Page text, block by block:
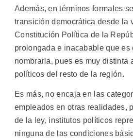
Además, en términos formales
transición democrática desde la
Constitución Política de la
prolongada e inacabable que es
nombrarla, pues es muy distinta
políticos del resto de la región.
Es más, no encaja en las
empleados en otras realidades,
de la ley, institutos políticos
ninguna de las condiciones